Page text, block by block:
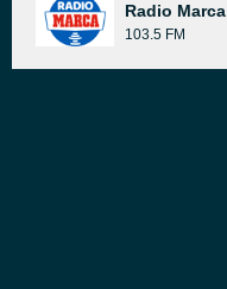
Radio Marca
103.5 FM